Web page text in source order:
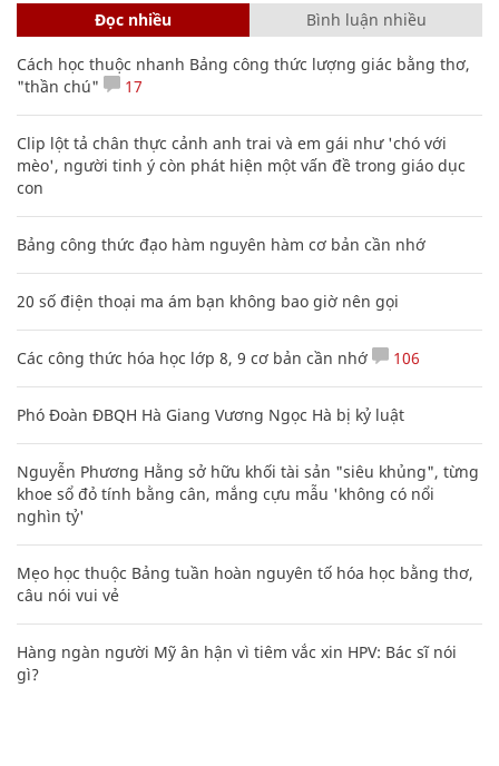
Đọc nhiều Bình luận nhiều
Cách học thuộc nhanh Bảng công thức lượng giác bằng thơ,
"thần chú"
17
Clip lột tả chân thực cảnh anh trai và em gái như 'chó với
mèo', người tinh ý còn phát hiện một vấn đề trong giáo dục
con
Bảng công thức đạo hàm nguyên hàm cơ bản cần nhớ
20 số điện thoại ma ám bạn không bao giờ nên gọi
Các công thức hóa học lớp 8, 9 cơ bản cần nhớ 106
Phó Đoàn ĐBQH Hà Giang Vương Ngọc Hà bị kỷ luật
Nguyễn Phương Hằng sở hữu khối tài sản "siêu khủng", từng
khoe sổ đỏ tính bằng cân, mắng cựu mẫu 'không có nổi
nghìn tỷ'
Mẹo học thuộc Bảng tuần hoàn nguyên tố hóa học bằng thơ,
câu nói vui vẻ
Hàng ngàn người Mỹ ân hận vì tiêm vắc xin HPV: Bác sĩ nói
gì?